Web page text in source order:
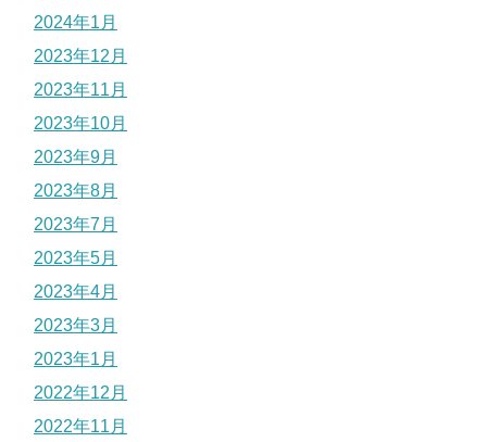
2024年1月
2023年12月
2023年11月
2023年10月
2023年9月
2023年8月
2023年7月
2023年5月
2023年4月
2023年3月
2023年1月
2022年12月
2022年11月